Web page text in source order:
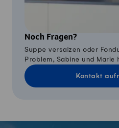
Noch Fragen?
Suppe versalzen oder
Problem, Sabine und Marie
Kontakt